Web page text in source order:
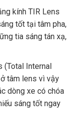
kính TIR Lens
tốt tại tâm pha,
tia sáng tán xạ,
(Total Internal
tâm lens vì vậy
dòng xe có chóa
sáng tốt ngay